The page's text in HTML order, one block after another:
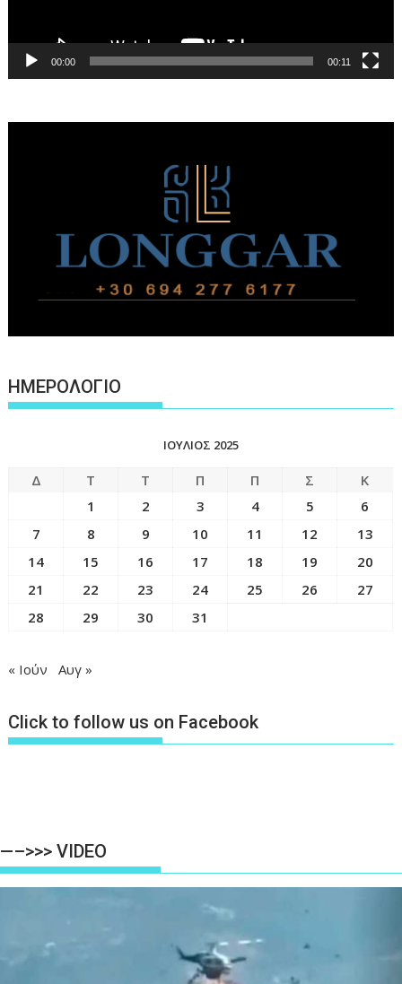
00:00 00:11
ΗΜΕΡΟΛΟΓΙΟ
ΙΟΎΛΙΟΣ 2025
Δ Τ Τ Π Π Σ
Κ
1
2 3 4 5
6
7
8 9 10 11 12
13
14
15 16 17 18 19
20
21
22 23 24 25 26
27
28
29 30 31
« Ιούν Αυγ »
Click to follow us on Facebook
—–>>> VIDEO